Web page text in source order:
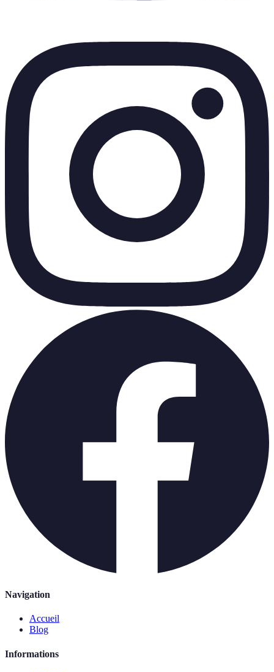
Navigation
Accueil
Blog
Informations